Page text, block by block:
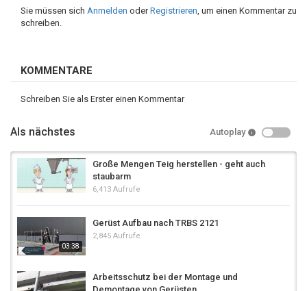
Sie müssen sich Anmelden oderRegistrieren, um einen Kommentar zu
schreiben.
KOMMENTARE
Schreiben Sie als Erster einen Kommentar
Als nächstes Autoplay
Große Mengen Teig herstellen - geht auch
staubarm
6,413 Aufrufe
03:38
Gerüst Aufbau nach TRBS 2121
2,845 Aufrufe
Arbeitsschutz bei der Montage und